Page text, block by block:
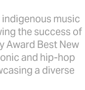
music
the success of
Award Best New
and hip-hop
a diverse